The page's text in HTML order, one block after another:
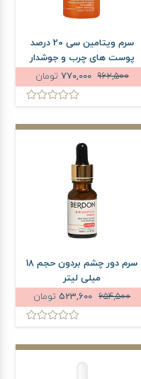
سرم ویتامین سی 20 درصد
پوست های چرب و جوشدار
بردون حجم 30 میلی لیتر
962,500
770,000 تومان
سرم دور چشم بردون حجم 18
میلی لیتر
654,500
تومان